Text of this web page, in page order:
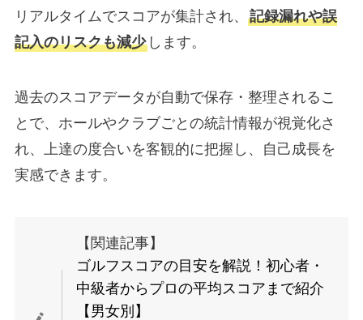
リアルタイムでスコアが集計され、 記録漏れや誤
記入のリスクも減少します。
過去のスコアデータが自動で保存・整理されるこ
とで、ホールやクラブごとの統計情報が視覚化さ
れ、上達の度合いを客観的に把握し、自己成長を
実感できます。
【関連記事】
ゴルフスコアの目安を解説！初心者・
中級者からプロの平均スコアまで紹介
【男女別】